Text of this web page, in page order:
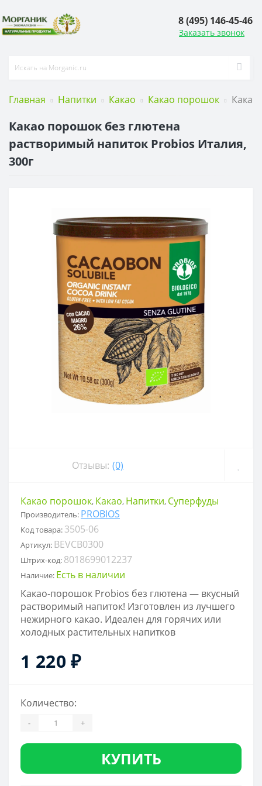
8 (495) 146-45-46
Заказать звонок
Главная Напитки Какао Какао порошок
Какао порошок без глютена
растворимый напиток Probios Италия,
300г
Отзывы: (0)
Какао порошок, Какао, Напитки, Суперфуды
Производитель: PROBIOS
Код товара: 3505-06
Артикул: BEVCB0300
Штрих-код: 8018699012237
Наличие: Есть в наличии
Какао-порошок Probios без глютена — вкусный
растворимый напиток! Изготовлен из лучшего
нежирного какао. Идеален для горячих или
холодных растительных напитков
1 220 ₽
Количество:
- +
КУПИТЬ